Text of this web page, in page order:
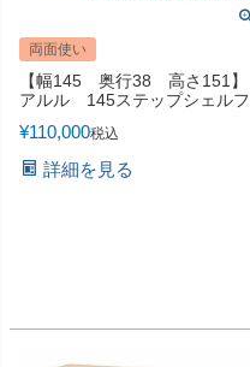
両面使い
【幅145 奥行38 高さ151】
アルル 145ステップシェルフ
¥110,000税込
詳細を見る